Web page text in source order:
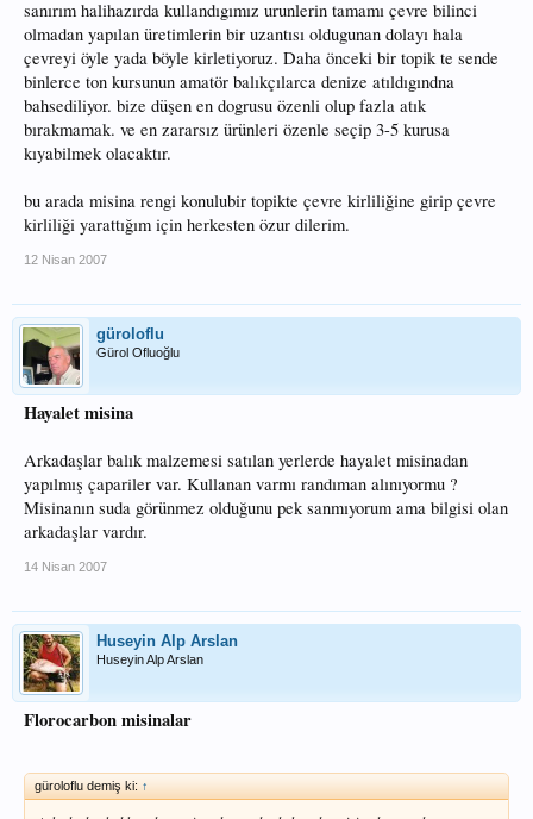
sanırım halihazırda kullandıgımız urunlerin tamamı çevre bilinci
olmadan yapılan üretimlerin bir uzantısı oldugunan dolayı hala
çevreyi öyle yada böyle kirletiyoruz. Daha önceki bir topik te sende
binlerce ton kursunun amatör balıkçılarca denize atıldıgındna
bahsediliyor. bize düşen en dogrusu özenli olup fazla atık
bırakmamak. ve en zararsız ürünleri özenle seçip 3-5 kurusa
kıyabilmek olacaktır.
bu arada misina rengi konulubir topikte çevre kirliliğine girip çevre
kirliliği yarattığım için herkesten özur dilerim.
12 Nisan 2007
güroloflu
Gürol Ofluoğlu
Hayalet misina
Arkadaşlar balık malzemesi satılan yerlerde hayalet misinadan
yapılmış çapariler var. Kullanan varmı randıman alınıyormu ?
Misinanın suda görünmez olduğunu pek sanmıyorum ama bilgisi olan
arkadaşlar vardır.
14 Nisan 2007
Huseyin Alp Arslan
Huseyin Alp Arslan
Florocarbon misinalar
güroloflu demiş ki: ↑